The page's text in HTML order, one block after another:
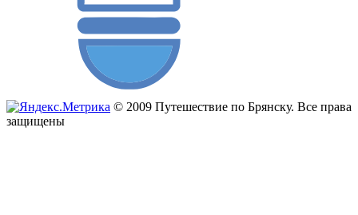
© 2009 Путешествие по Брянску. Все права
защищены